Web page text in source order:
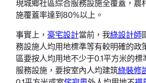
現城鄉社區綜合服務設施全覆蓋，農
施覆蓋率達到80%以上。
事實上， 豪宅設計當前，我綠設計師
務設施人均用地標準等有較明確的政
區要按人均用地不少于0.1平方米的
服務設施，要按室內人均建筑綠裝修